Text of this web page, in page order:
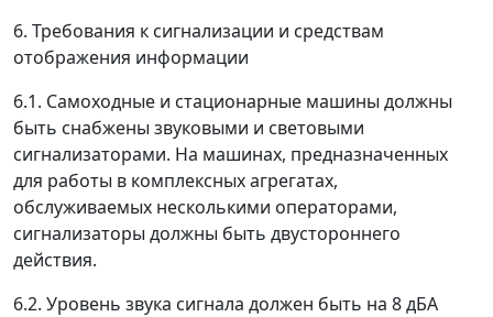
6. Требования к сигнализации и средствам
отображения информации
6.1. Самоходные и стационарные машины должны
быть снабжены звуковыми и световыми
сигнализаторами. На машинах, предназначенных
для работы в комплексных агрегатах,
обслуживаемых несколькими операторами,
сигнализаторы должны быть двустороннего
действия.
6.2. Уровень звука сигнала должен быть на 8 дБА